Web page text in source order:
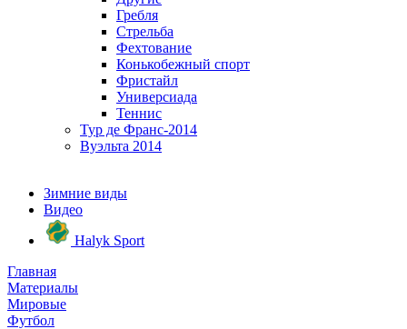
Гребля
Стрельба
Фехтование
Конькобежный спорт
Фристайл
Универсиада
Теннис
Тур де Франс-2014
Вуэльта 2014
Зимние виды
Видео
Halyk Sport
Главная
Материалы
Мировые
Футбол